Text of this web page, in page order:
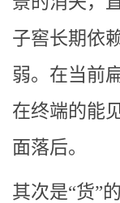
子窖长期依
弱。在当前
在终端的能
面落后。
其次是“货”